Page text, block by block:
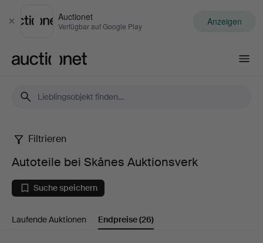
Schließen
Auctionet
Verfügbar auf Google Play Anzeigen
Autoteile
bei
Skånes
Auktionsverk
Filtrieren
Autoteile bei Skånes Auktionsverk
Suche speichern
Laufende Auktionen Endpreise(26)